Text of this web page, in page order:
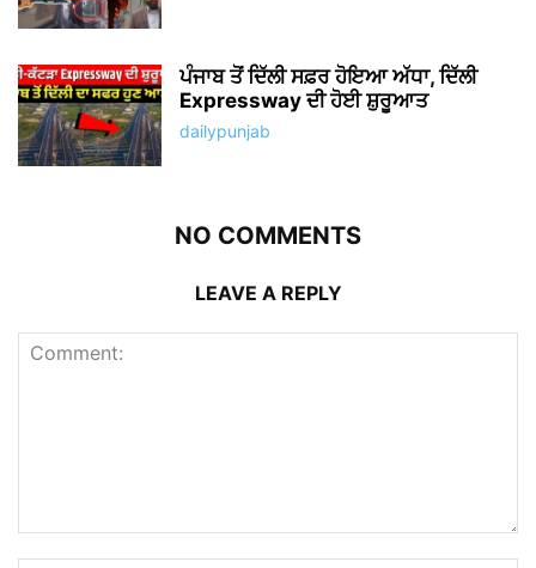
ਪੰਜਾਬ ਤੋਂ ਦਿੱਲੀ ਸਫ਼ਰ ਹੋਇਆ ਅੱਧਾ, ਦਿੱਲੀ
Expressway ਦੀ ਹੋਈ ਸ਼ੁਰੂਆਤ
dailypunjab
NO COMMENTS
LEAVE A REPLY